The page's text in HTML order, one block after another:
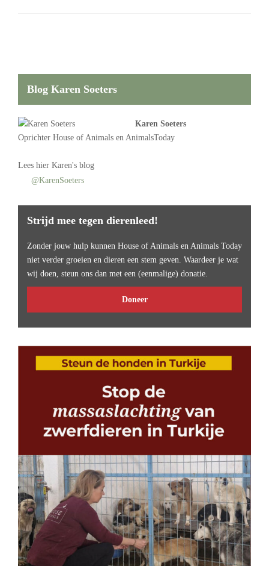
Blog Karen Soeters
Karen Soeters
Oprichter House of Animals en AnimalsToday
Lees hier Karen's blog
@KarenSoeters
Strijd mee tegen dierenleed!
Zonder jouw hulp kunnen House of Animals en Animals Today
niet verder groeien en dieren een stem geven. Waardeer je wat
wij doen, steun ons dan met een (eenmalige) donatie.
Doneer